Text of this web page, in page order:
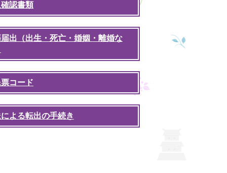
認書類
出（出生・死亡・婚姻・離婚な
コード
よる転出の手続き